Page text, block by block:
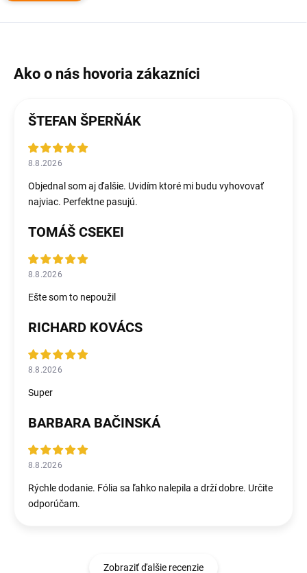
ŠTEFAN ŠPERŇÁK
8.8.2026
Objednal som aj ďalšie. Uvidím ktoré mi budu vyhovovať
najviac. Perfektne pasujú.
TOMÁŠ CSEKEI
8.8.2026
Ešte som to nepoužil
RICHARD KOVÁCS
8.8.2026
Super
BARBARA BAČINSKÁ
8.8.2026
Rýchle dodanie. Fólia sa ľahko nalepila a drží dobre. Určite
odporúčam.
Zobraziť ďalšie recenzie